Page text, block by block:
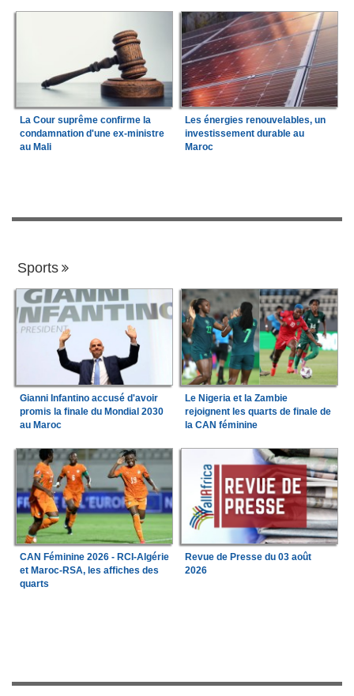
La Cour suprême confirme la
condamnation d'une ex-ministre
au Mali
Les énergies renouvelables, un
investissement durable au
Maroc
Sports
Gianni Infantino accusé d'avoir
promis la finale du Mondial 2030
au Maroc
Le Nigeria et la Zambie
rejoignent les quarts de finale de
la CAN féminine
CAN Féminine 2026 - RCI-Algérie
et Maroc-RSA, les affiches des
quarts
Revue de Presse du 03 août
2026